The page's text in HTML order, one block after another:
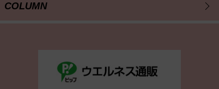
COLUMN